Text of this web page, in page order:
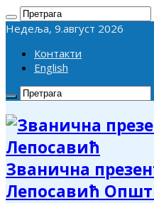
Недеља, 9.август 2026
Контакти
English
Званична
Лепосавић